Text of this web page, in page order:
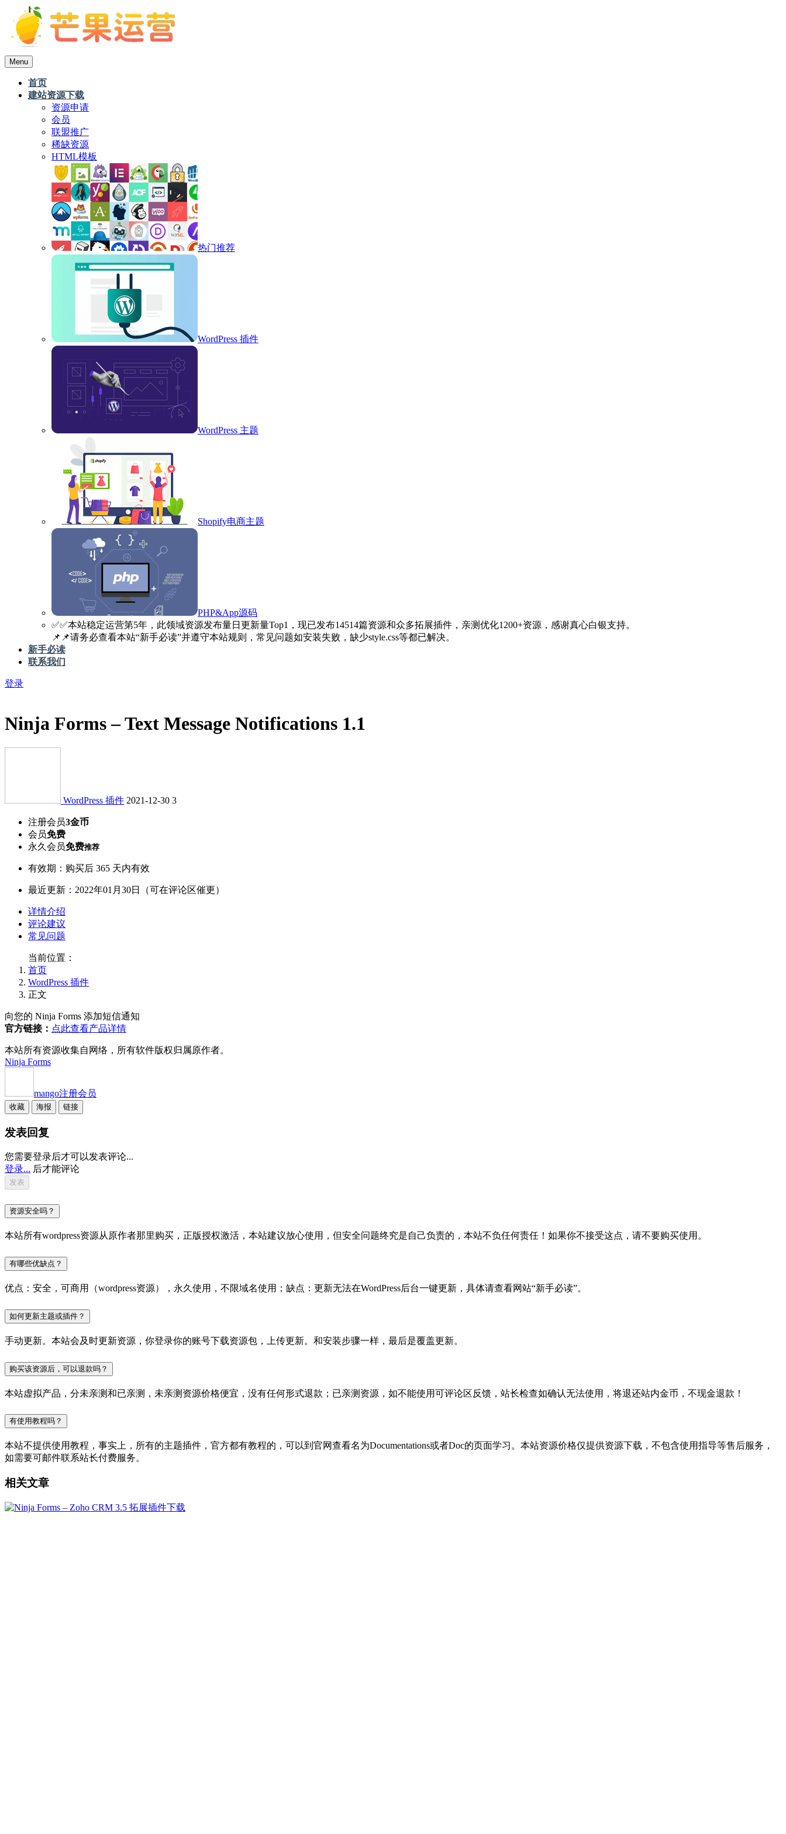
Menu
首页
建站资源下载
资源申请
会员
联盟推广
稀缺资源
HTML模板
热门推荐
WordPress 插件
WordPress 主题
Shopify电商主题
PHP&App源码
✅️✅️本站稳定运营第5年，此领域资源发布量日更新量Top1，现已发布14514篇资源和众多拓展插件，亲测优化1200+资源，感谢真心白银支持。
📌📌请务必查看本站“新手必读”并遵守本站规则，常见问题如安装失败，缺少style.css等都已解决。
新手必读
联系我们
登录
Ninja Forms – Text Message Notifications 1.1
WordPress 插件 2021-12-30 3
注册会员3金币
会员免费
永久会员免费推荐
有效期：购买后 365 天内有效
最近更新：2022年01月30日（可在评论区催更）
详情介绍
评论建议
常见问题
当前位置：
首页
WordPress 插件
正文
向您的 Ninja Forms 添加短信通知
官方链接： 点此查看产品详情
本站所有资源收集自网络，所有软件版权归属原作者。
Ninja Forms
mango注册会员
收藏 海报 链接
发表回复
您需要登录后才可以发表评论...
登录... 后才能评论
资源安全吗？
本站所有wordpress资源从原作者那里购买，正版授权激活，本站建议放心使用，但安全问题终究是自己负责的，本站不负任何责任！如果你不接受这点，请不要购买使用。
有哪些优缺点？
优点：安全，可商用（wordpress资源），永久使用，不限域名使用；缺点：更新无法在WordPress后台一键更新，具体请查看网站“新手必读”。
如何更新主题或插件？
手动更新。本站会及时更新资源，你登录你的账号下载资源包，上传更新。和安装步骤一样，最后是覆盖更新。
购买该资源后，可以退款吗？
本站虚拟产品，分未亲测和已亲测，未亲测资源价格便宜，没有任何形式退款；已亲测资源，如不能使用可评论区反馈，站长检查如确认无法使用，将退还站内金币，不现金退款！
有使用教程吗？
本站不提供使用教程，事实上，所有的主题插件，官方都有教程的，可以到官网查看名为Documentations或者Doc的页面学习。本站资源价格仅提供资源下载，不包含使用指导等售后服务，
如需要可邮件联系站长付费服务。
相关文章